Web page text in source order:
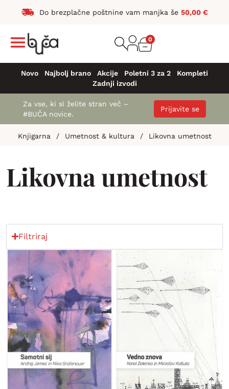
Do brezplačne poštnine vam manjka še 50,00 €
0
Novo Najbolj brano Akcije Poletni 3 za 2
Kompleti
Zadnji izvodi
Za vse, ki si želite stran več –
#BUČA novice.
Prijavite se
Knjigarna / Umetnost & kultura / Likovna umetnost
Likovna umetnost
Filtriraj